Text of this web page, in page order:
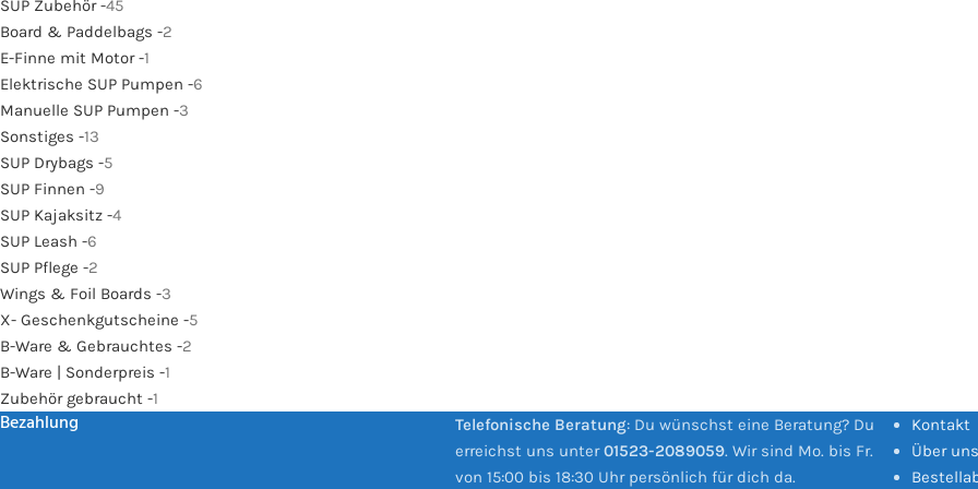
SUP Zubehör -45
Board & Paddelbags -2
E-Finne mit Motor -1
Elektrische SUP Pumpen -6
Manuelle SUP Pumpen -3
Sonstiges -13
SUP Drybags -5
SUP Finnen -9
SUP Kajaksitz -4
SUP Leash -6
SUP Pflege -2
Wings & Foil Boards -3
X- Geschenkgutscheine -5
B-Ware & Gebrauchtes -2
B-Ware | Sonderpreis -1
Zubehör gebraucht -1
Bezahlung Telefonische Beratung: Du wünschst eine Beratung? Du
erreichst uns unter01523-2089059. Wir sind Mo. bis Fr.
von 15:00 bis 18:30 Uhr persönlich für dich da.
Kontakt
Über uns